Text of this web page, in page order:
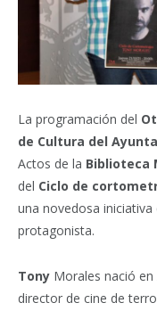
La programación del
de Cultura del
Actos de la Biblioteca
del Ciclo de
una novedosa
protagonista.
Tony Morales nació en
director de cine de